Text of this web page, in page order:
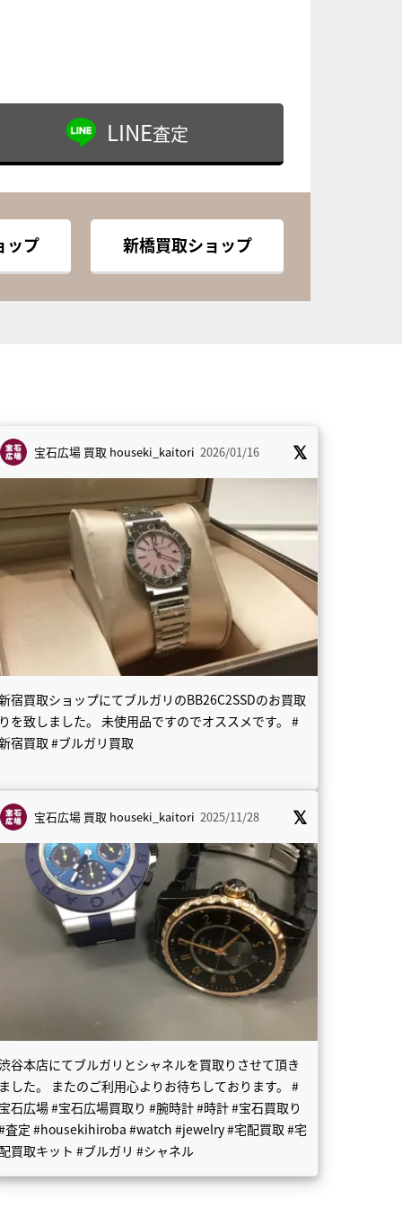
LINE査定
ップ 新橋買取ショップ
宝石広場 買取 houseki_kaitori 2026/01/16
宿買取ショップにてブルガリのBB26C2SSDのお買取
を致しました。 未使用品ですのでオススメです。 #
宿買取 #ブルガリ買取
宝石広場 買取 houseki_kaitori 2025/11/28
谷本店にてブルガリとシャネルを買取りさせて頂き
した。 またのご利用心よりお待ちしております。 #
石広場 #宝石広場買取り #腕時計 #時計 #宝石買取り
査定 #housekihiroba #watch #jewelry #宅配買取 #宅
買取キット #ブルガリ #シャネル